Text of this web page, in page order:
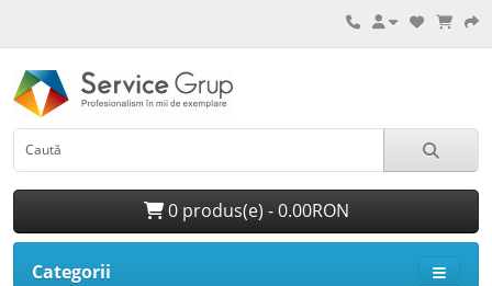
0 produs(e) - 0.00RON
Categorii